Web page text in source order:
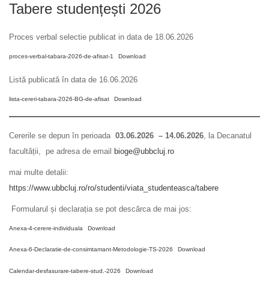
Tabere studențești 2026
Proces verbal selectie publicat in data de 18.06.2026
proces-verbal-tabara-2026-de-afisat-1 Download
Listă publicată în data de 16.06.2026
lista-cereri-tabara-2026-BG-de-afisat Download
Cererile se depun în perioada 03.06.2026 – 14.06.2026 , la Decanatul
facultății, pe adresa de email bioge@ubbcluj.ro
mai multe detalii:
https://www.ubbcluj.ro/ro/studenti/viata_studenteasca/tabere
Formularul și declarația se pot descărca de mai jos:
Anexa-4-cerere-individuala Download
Anexa-6-Declaratie-de-consimtamant-Metodologie-TS-2026 Download
Calendar-desfasurare-tabere-stud.-2026 Download